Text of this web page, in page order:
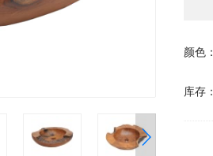
颜色：
库存：